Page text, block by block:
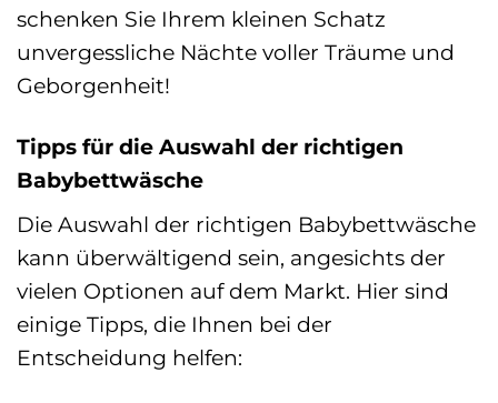
schenken Sie Ihrem kleinen Schatz
unvergessliche Nächte voller Träume und
Geborgenheit!
Tipps für die Auswahl der richtigen
Babybettwäsche
Die Auswahl der richtigen Babybettwäsche
kann überwältigend sein, angesichts der
vielen Optionen auf dem Markt. Hier sind
einige Tipps, die Ihnen bei der
Entscheidung helfen: